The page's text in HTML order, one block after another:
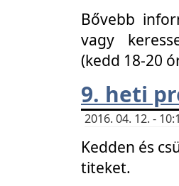
Bővebb
vagy
(kedd 18-20
9. heti
2016. 04. 12. -
Kedden és
titeket.